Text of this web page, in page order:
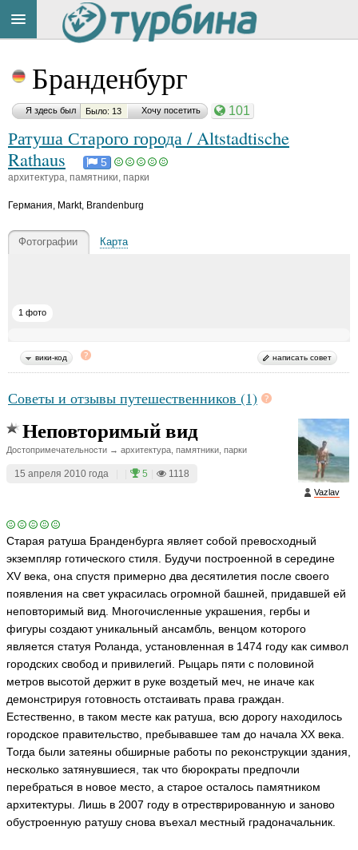
Бранденбург
Я здесь был Было: 13 Хочу посетить 101
Ратуша Старого города / Altstadtische
Rathaus
5
архитектура, памятники, парки
Германия, Markt, Brandenburg
Фотографии Карта
1 фото
вики-код написать совет
Советы и отзывы путешественников (1)
Vazlav
Неповторимый вид
Достопримечательности → архитектура, памятники, парки
15 апреля 2010 года 5 1118
Старая ратуша Бранденбурга являет собой превосходный
экземпляр готического стиля. Будучи построенной в середине
XV века, она спустя примерно два десятилетия после своего
появления на свет украсилась огромной башней, придавшей ей
неповторимый вид. Многочисленные украшения, гербы и
фигуры создают уникальный ансамбль, венцом которого
является статуя Роланда, установленная в 1474 году как символ
городских свобод и привилегий. Рыцарь пяти с половиной
метров высотой держит в руке воздетый меч, не иначе как
демонстрируя готовность отстаивать права граждан.
Естественно, в таком месте как ратуша, всю дорогу находилось
городское правительство, пребывавшее там до начала XX века.
Тогда были затеяны обширные работы по реконструкции здания,
несколько затянувшиеся, так что бюрократы предпочли
перебраться в новое место, а старое осталось памятником
архитектуры. Лишь в 2007 году в отрестврированную и заново
обустроенную ратушу снова въехал местный градоначальник.
на
сайте: